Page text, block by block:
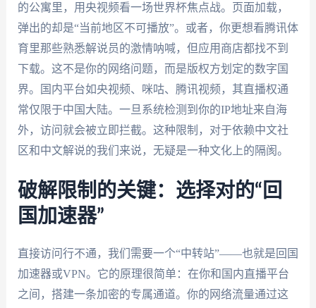
的公寓里，用央视频看一场世界杯焦点战。页面加载，
弹出的却是“当前地区不可播放”。或者，你更想看腾讯体
育里那些熟悉解说员的激情呐喊，但应用商店都找不到
下载。这不是你的网络问题，而是版权方划定的数字国
界。国内平台如央视频、咪咕、腾讯视频，其直播权通
常仅限于中国大陆。一旦系统检测到你的IP地址来自海
外，访问就会被立即拦截。这种限制，对于依赖中文社
区和中文解说的我们来说，无疑是一种文化上的隔阂。
破解限制的关键：选择对的“回
国加速器”
直接访问行不通，我们需要一个“中转站”——也就是回国
加速器或VPN。它的原理很简单：在你和国内直播平台
之间，搭建一条加密的专属通道。你的网络流量通过这